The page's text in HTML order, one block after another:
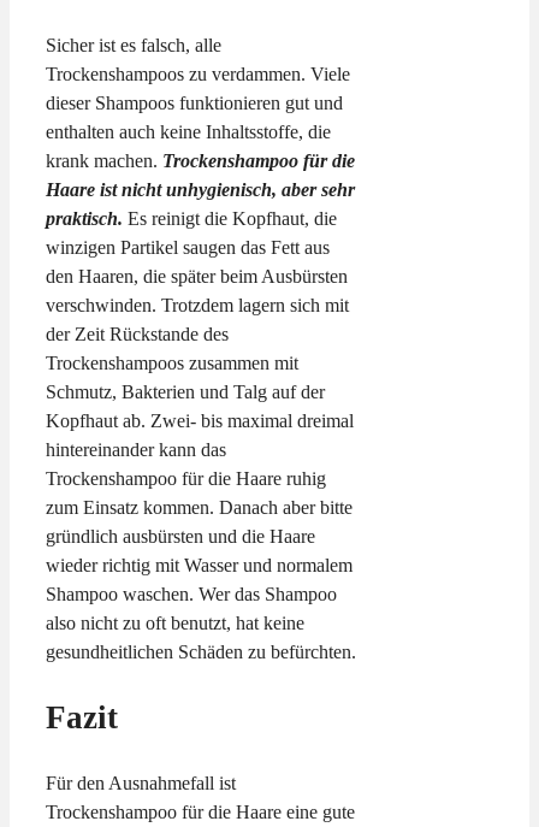
Sicher ist es falsch, alle
Trockenshampoos zu verdammen. Viele
dieser Shampoos funktionieren gut und
enthalten auch keine Inhaltsstoffe, die
krank machen. Trockenshampoo für die
Haare ist nicht unhygienisch, aber sehr
praktisch. Es reinigt die Kopfhaut, die
winzigen Partikel saugen das Fett aus
den Haaren, die später beim Ausbürsten
verschwinden. Trotzdem lagern sich mit
der Zeit Rückstande des
Trockenshampoos zusammen mit
Schmutz, Bakterien und Talg auf der
Kopfhaut ab. Zwei- bis maximal dreimal
hintereinander kann das
Trockenshampoo für die Haare ruhig
zum Einsatz kommen. Danach aber bitte
gründlich ausbürsten und die Haare
wieder richtig mit Wasser und normalem
Shampoo waschen. Wer das Shampoo
also nicht zu oft benutzt, hat keine
gesundheitlichen Schäden zu befürchten.
Fazit
Für den Ausnahmefall ist
Trockenshampoo für die Haare eine gute